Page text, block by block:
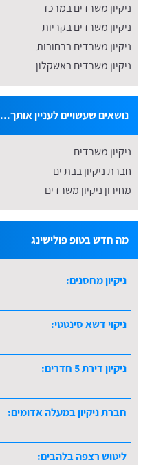
ניקיון משרדים במרכז
ניקיון משרדים בקריות
ניקיון משרדים ברחובות
ניקיון משרדים באשקלון
נושאים שעשויים לעניין אותך...
ניקיון משרדים
חברת ניקיון בבת ים
מחירון ניקיון משרדים
מה חדש בטופ פולישינג
ניקיון מחסנים:
ניקוי דשא סינטטי:
ניקיון דירת 5 חדרים:
חברת ניקיון במעלה אדומים:
ליטוש רצפה בלהבים: